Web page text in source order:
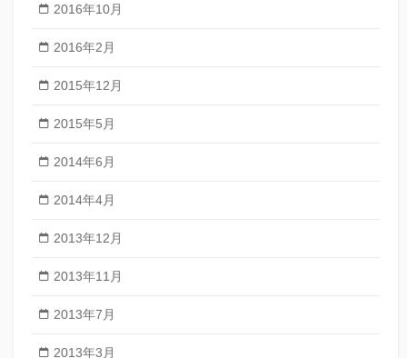
2016年10月
2016年2月
2015年12月
2015年5月
2014年6月
2014年4月
2013年12月
2013年11月
2013年7月
2013年3月